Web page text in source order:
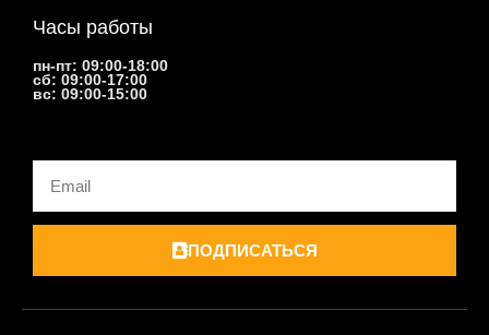
Часы работы
пн-пт: 09:00-18:00
сб: 09:00-17:00
вс: 09:00-15:00
Email
ПОДПИСАТЬСЯ